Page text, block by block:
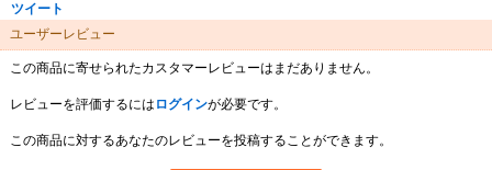
ツイート
ユーザーレビュー
この商品に寄せられたカスタマーレビューはまだありません。
レビューを評価するには ログインが必要です。
この商品に対するあなたのレビューを投稿することができます。